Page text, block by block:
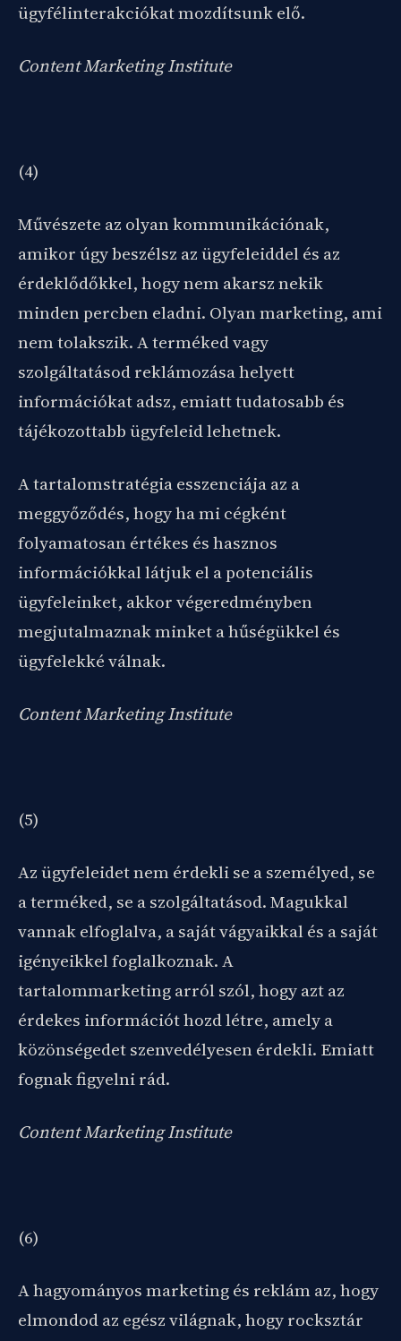
ügyfélinterakciókat mozdítsunk elő.
Content Marketing Institute
(4)
Művészete az olyan kommunikációnak,
amikor úgy beszélsz az ügyfeleiddel és az
érdeklődőkkel, hogy nem akarsz nekik
minden percben eladni. Olyan marketing, ami
nem tolakszik. A terméked vagy
szolgáltatásod reklámozása helyett
információkat adsz, emiatt tudatosabb és
tájékozottabb ügyfeleid lehetnek.
A tartalomstratégia esszenciája az a
meggyőződés, hogy ha mi cégként
folyamatosan értékes és hasznos
információkkal látjuk el a potenciális
ügyfeleinket, akkor végeredményben
megjutalmaznak minket a hűségükkel és
ügyfelekké válnak.
Content Marketing Institute
(5)
Az ügyfeleidet nem érdekli se a személyed, se
a terméked, se a szolgáltatásod. Magukkal
vannak elfoglalva, a saját vágyaikkal és a saját
igényeikkel foglalkoznak. A
tartalommarketing arról szól, hogy azt az
érdekes információt hozd létre, amely a
közönségedet szenvedélyesen érdekli. Emiatt
fognak figyelni rád.
Content Marketing Institute
(6)
A hagyományos marketing és reklám az, hogy
elmondod az egész világnak, hogy rocksztár